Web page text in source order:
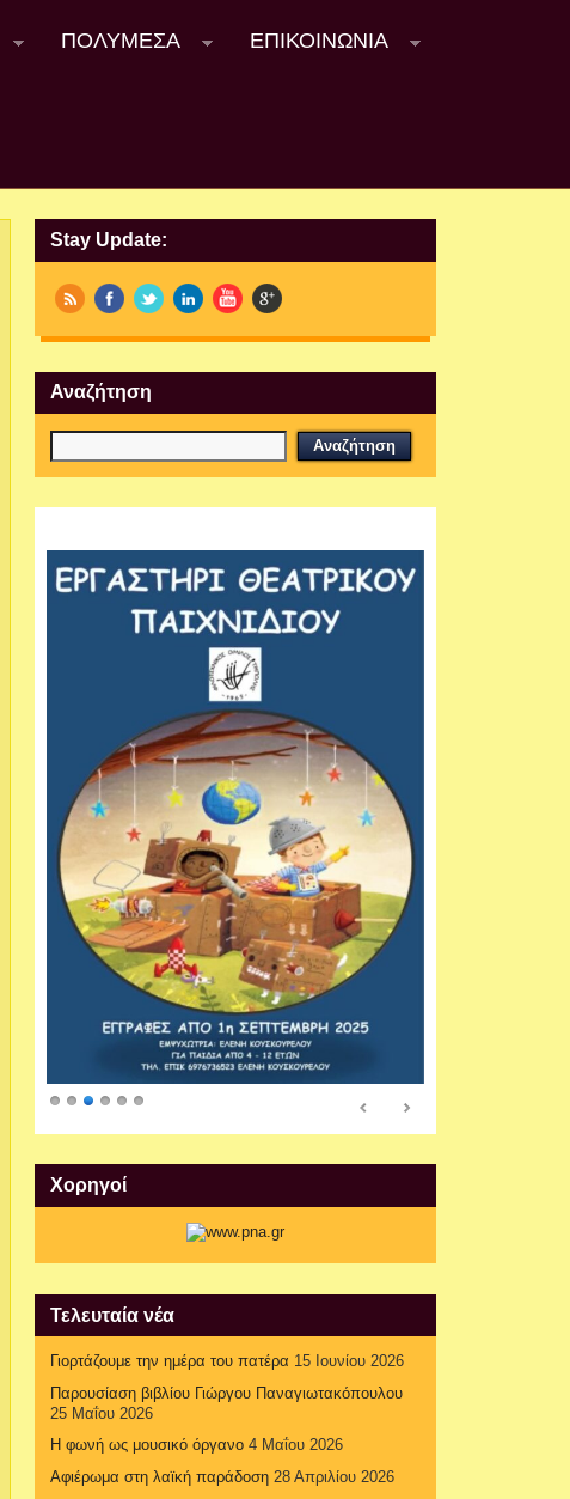
ΠΟΛΥΜΈΣΑ ΕΠΙΚΟΙΝΩΝΊΑ
Stay Update:
Αναζήτηση
Xορηγοί
Τελευταία νέα
Γιορτάζουμε την ημέρα του πατέρα 15 Ιουνίου 2026
Παρουσίαση βιβλίου Γιώργου Παναγιωτακόπουλου
25 Μαΐου 2026
Η φωνή ως μουσικό όργανο 4 Μαΐου 2026
Αφιέρωμα στη λαϊκή παράδοση 28 Απριλίου 2026